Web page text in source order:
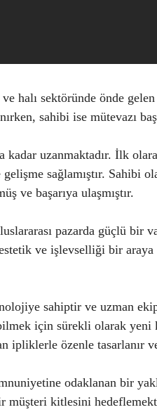
halı sektöründe önde
sahibi ise mütevazı
kadar uzanmaktadır. İlk
sağlamıştır. Sahibi
ve başarıya ulaşmıştır.
pazarda güçlü bir
ve işlevselliği bir
sahiptir ve uzman
için sürekli olarak yeni
ipliklerle özenle tasarlanır
odaklanan bir
kitlesini